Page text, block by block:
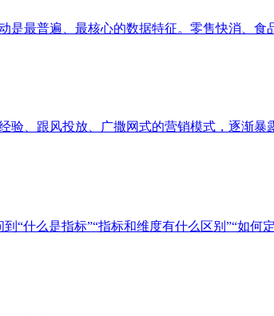
最普遍、最核心的数据特征。零售快消、食
、跟风投放、广撒网式的营销模式，逐渐暴
“什么是指标”“指标和维度有什么区别”“如何